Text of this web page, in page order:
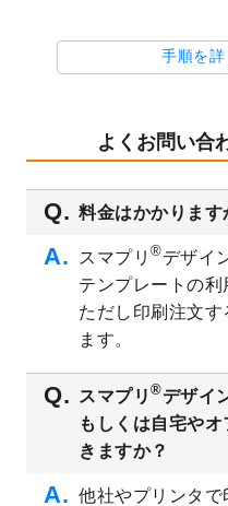
を公開い
2023/9/1
2024年版1
オリジナ
るように
2023/8/18
チケット
ました。
2023/8/7
【新商品】
りました！
美容・エ
トを追加
いたしま
2023/6/12
うちわの
しました。
を公開い
手順を
よくお問い合
料金はかかります
スマプリ ®デザイ
テンプレートの利
ただし印刷注文す
ます。
スマプリ ®デザイ
もしくは自宅や
きますか？
他社やプリンタ